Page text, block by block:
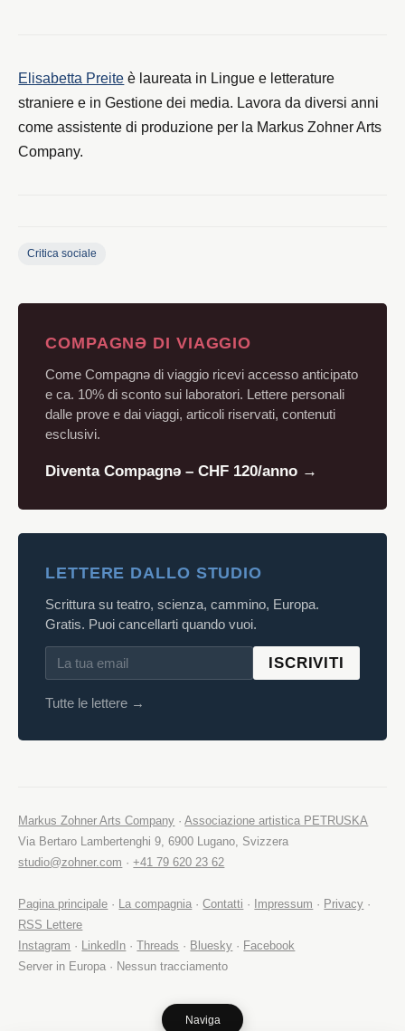
Naviga
Elisabetta Preite è laureata in Lingue e letterature
straniere e in Gestione dei media. Lavora da diversi anni
come assistente di produzione per la Markus Zohner Arts
Company.
Critica sociale
COMPAGNƏ DI VIAGGIO
Come Compagnə di viaggio ricevi accesso anticipato
e ca. 10% di sconto sui laboratori. Lettere personali
dalle prove e dai viaggi, articoli riservati, contenuti
esclusivi.
Diventa Compagnə – CHF 120/anno →
LETTERE DALLO STUDIO
Scrittura su teatro, scienza, cammino, Europa.
Gratis. Puoi cancellarti quando vuoi.
ISCRIVITI
Tutte le lettere →
Markus Zohner Arts Company ·Associazione artistica PETRUSKA
Via Bertaro Lambertenghi 9, 6900 Lugano, Svizzera
studio@zohner.com ·+41 79 620 23 62
Pagina principale · La compagnia ·Contatti · Impressum · Privacy ·
RSS Lettere
Instagram · LinkedIn ·Threads · Bluesky · Facebook
Server in Europa · Nessun tracciamento